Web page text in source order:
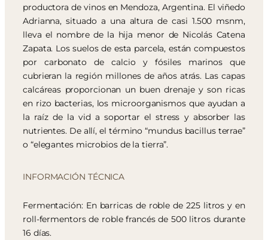
productora de vinos en Mendoza, Argentina. El viñedo
Adrianna, situado a una altura de casi 1.500 msnm,
lleva el nombre de la hija menor de Nicolás Catena
Zapata. Los suelos de esta parcela, están compuestos
por carbonato de calcio y fósiles marinos que
cubrieran la región millones de años atrás. Las capas
calcáreas proporcionan un buen drenaje y son ricas
en rizo bacterias, los microorganismos que ayudan a
la raíz de la vid a soportar el stress y absorber las
nutrientes. De allí, el término “mundus bacillus terrae”
o “elegantes microbios de la tierra”.
INFORMACIÓN TÉCNICA
Fermentación: En barricas de roble de 225 litros y en
roll-fermentors de roble francés de 500 litros durante
16 días.